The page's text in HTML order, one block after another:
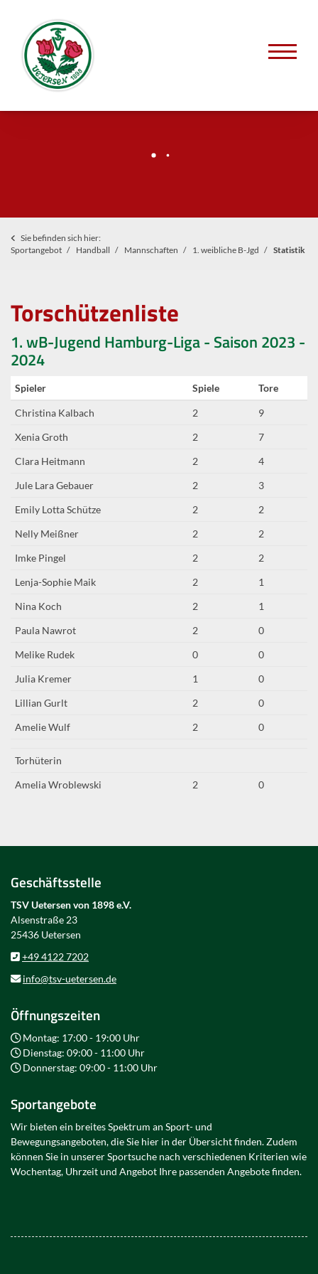
Sie befinden sich hier:
Sportangebot
Handball Mannschaften 1. weibliche B-Jgd Statistik
Torschützenliste
1. wB-Jugend Hamburg-Liga - Saison 2023 -
2024
Spieler Spiele Tore
Christina Kalbach 2
9
Xenia Groth
2
7
Clara Heitmann
2
4
Jule Lara Gebauer
2
3
Emily Lotta Schütze
2
2
Nelly Meißner
2
2
Imke Pingel
2
2
Lenja-Sophie Maik
2
1
Nina Koch
2
1
Paula Nawrot
2
0
Melike Rudek
0
0
Julia Kremer
1
0
Lillian Gurlt
2
0
Amelie Wulf
2 0
Torhüterin
Amelia Wroblewski
2 0
Geschäftsstelle
TSV Uetersen von 1898 e.V.
Alsenstraße 23
25436 Uetersen
+49 4122 7202
info@tsv-uetersen.de
Öffnungszeiten
Montag: 17:00 - 19:00 Uhr
Dienstag: 09:00 - 11:00 Uhr
Donnerstag: 09:00 - 11:00 Uhr
Sportangebote
Wir bieten ein breites Spektrum an Sport- und
Bewegungsangeboten, die Sie hier in der Übersicht finden. Zudem
können Sie in unserer Sportsuche nach verschiedenen Kriterien wie
Wochentag, Uhrzeit und Angebot Ihre passenden Angebote finden.